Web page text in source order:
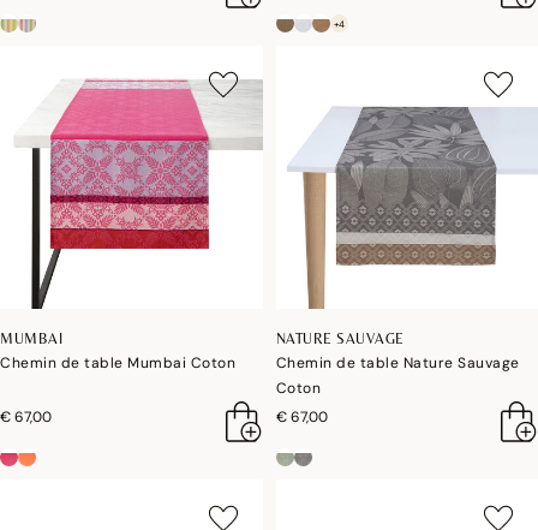
+4
MUMBAI
Chemin de table Mumbai Coton
€ 67,00
NATURE SAUVAGE
Chemin de table Nature Sauvage
Coton
€ 67,00